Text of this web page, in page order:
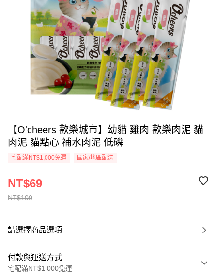
【O'cheers 歡樂城市】幼貓 雞肉 歡樂肉泥 貓
肉泥 貓點心 補水肉泥 低磷
宅配滿NT$1,000免運 國家/地區配送
NT$100
NT$69
請選擇商品選項
付款與運送方式
宅配滿NT$1,000免運